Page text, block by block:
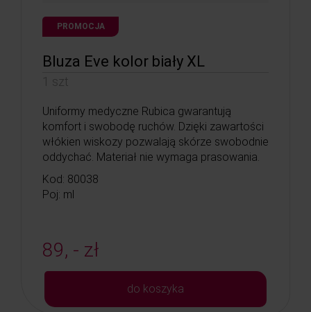
PROMOCJA
Bluza Eve kolor biały XL
1 szt
Uniformy medyczne Rubica gwarantują
komfort i swobodę ruchów. Dzięki zawartości
włókien wiskozy pozwalają skórze swobodnie
oddychać. Materiał nie wymaga prasowania.
Kod: 80038
Poj: ml
89, - zł
do koszyka